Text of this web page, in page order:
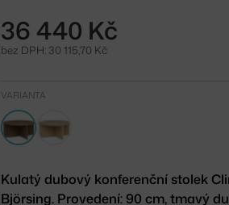
36 440 Kč
bez DPH: 30 115,70 Kč
VARIANTA
Kulatý dubový konferenční stolek
Björsing. Provedení: 90 cm, tmavý